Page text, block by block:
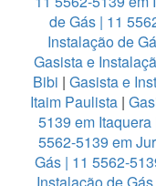
de Gás | 11
Instalação de
Gasista e
Bibi | Gasista e
Itaim Paulista |
5139 em Itaquera
5562-5139 em
Gás | 11 5562-